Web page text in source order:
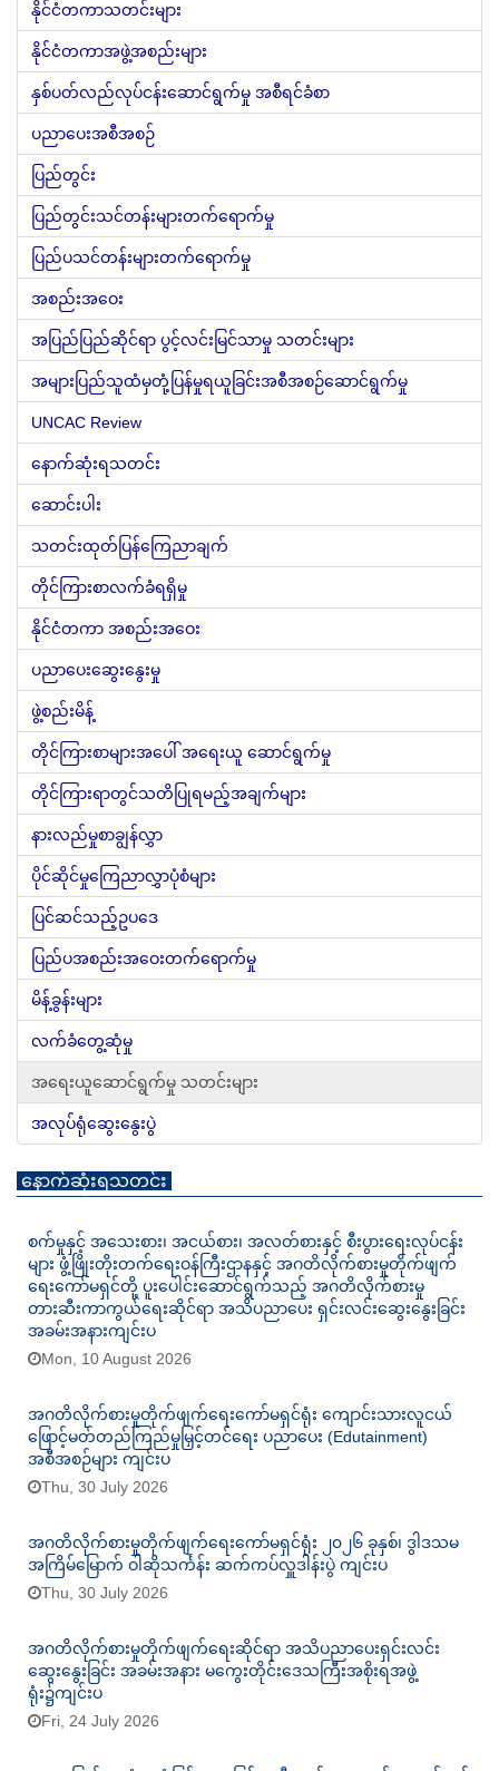
နိုင်ငံတကာသတင်းများ
နိုင်ငံတကာအဖွဲ့အစည်းများ
နှစ်ပတ်လည်လုပ်ငန်းဆောင်ရွက်မှု အစီရင်ခံစာ
ပညာပေးအစီအစဉ်
ပြည်တွင်း
ပြည်တွင်းသင်တန်းများတက်ရောက်မှု
ပြည်ပသင်တန်းများတက်ရောက်မှု
အစည်းအဝေး
အပြည်ပြည်ဆိုင်ရာ ပွင့်လင်းမြင်သာမှု သတင်းများ
အများပြည်သူထံမှတုံ့ပြန်မှုရယူခြင်းအစီအစဉ်ဆောင်ရွက်မှု
UNCAC Review
နောက်ဆုံးရသတင်း
ဆောင်းပါး
သတင်းထုတ်ပြန်ကြေညာချက်
တိုင်ကြားစာလက်ခံရရှိမှု
နိုင်ငံတကာ အစည်းအဝေး
ပညာပေးဆွေးနွေးမှု
ဖွဲ့စည်းမိန့်
တိုင်ကြားစာများအပေါ် အရေးယူ ဆောင်ရွက်မှု
တိုင်ကြားရာတွင်သတိပြုရမည့်အချက်များ
နားလည်မှုစာချွန်လွှာ
ပိုင်ဆိုင်မှုကြေညာလွှာပုံစံများ
ပြင်ဆင်သည့်ဥပဒေ
ပြည်ပအစည်းအဝေးတက်ရောက်မှု
မိန့်ခွန်းများ
လက်ခံတွေ့ဆုံမှု
အရေးယူဆောင်ရွက်မှု သတင်းများ
အလုပ်ရုံဆွေးနွေးပွဲ
နောက်ဆုံးရသတင်း
စက်မှုနှင့် အသေးစား၊ အငယ်စား၊ အလတ်စားနှင့် စီးပွားရေးလုပ်ငန်း
များ ဖွံ့ဖြိုးတိုးတက်ရေးဝန်ကြီးဌာနနှင့် အဂတိလိုက်စားမှုတိုက်ဖျက်
ရေးကော်မရှင်တို့ ပူးပေါင်းဆောင်ရွက်သည့် အဂတိလိုက်စားမှု
တားဆီးကာကွယ်ရေးဆိုင်ရာ အသိပညာပေး ရှင်းလင်းဆွေးနွေးခြင်း
အခမ်းအနားကျင်းပ
Mon, 10 August 2026
အဂတိလိုက်စားမှုတိုက်ဖျက်ရေးကော်မရှင်ရုံး ကျောင်းသားလူငယ်
ဖြောင့်မတ်တည်ကြည်မှုမြှင့်တင်ရေး ပညာပေး (Edutainment)
အစီအစဉ်များ ကျင်းပ
Thu, 30 July 2026
အဂတိလိုက်စားမှုတိုက်ဖျက်ရေးကော်မရှင်ရုံး ၂၀၂၆ ခုနှစ်၊ ဒွါဒသမ
အကြိမ်မြောက် ဝါဆိုသင်္ကန်း ဆက်ကပ်လှူဒါန်းပွဲ ကျင်းပ
Thu, 30 July 2026
အဂတိလိုက်စားမှုတိုက်ဖျက်ရေးဆိုင်ရာ အသိပညာပေးရှင်းလင်း
ဆွေးနွေးခြင်း အခမ်းအနား မကွေးတိုင်းဒေသကြီးအစိုးရအဖွဲ့
ရုံး၌ကျင်းပ
Fri, 24 July 2026